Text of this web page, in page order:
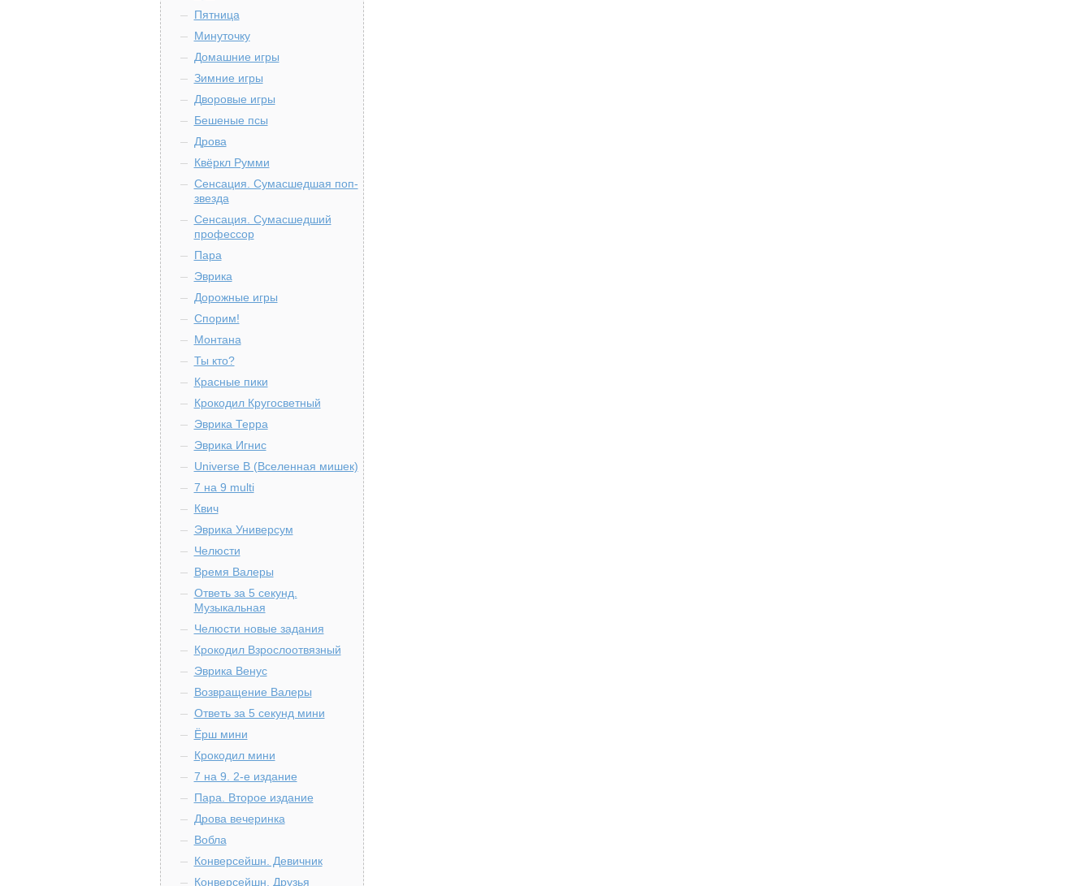
Пятница
Минуточку
Домашние игры
Зимние игры
Дворовые игры
Бешеные псы
Дрова
Квёркл Румми
Сенсация. Сумасшедшая поп-
звезда
Сенсация. Сумасшедший
профессор
Пара
Эврика
Дорожные игры
Спорим!
Монтана
Ты кто?
Красные пики
Крокодил Кругосветный
Эврика Терра
Эврика Игнис
Universe B (Вселенная мишек)
7 на 9 multi
Квич
Эврика Универсум
Челюсти
Время Валеры
Ответь за 5 секунд.
Музыкальная
Челюсти новые задания
Крокодил Взрослоотвязный
Эврика Венус
Возвращение Валеры
Ответь за 5 секунд мини
Ёрш мини
Крокодил мини
7 на 9. 2-е издание
Пара. Второе издание
Дрова вечеринка
Вобла
Конверсейшн. Девичник
Конверсейшн. Друзья